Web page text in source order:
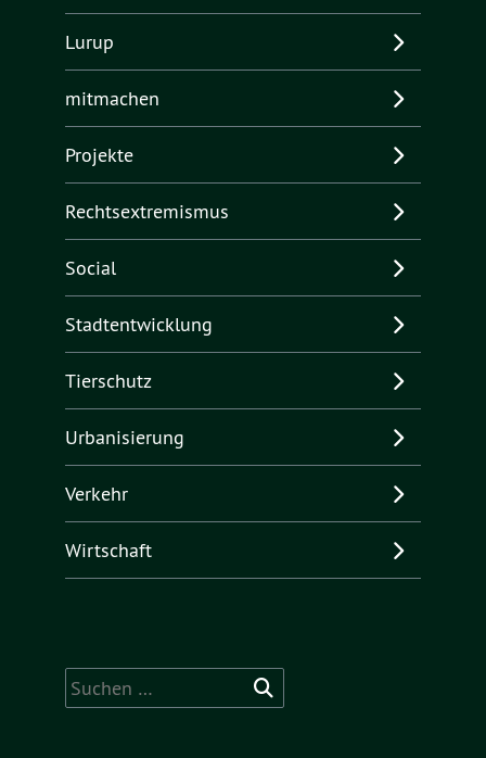
Lurup
mitmachen
Projekte
Rechtsextremismus
Social
Stadtentwicklung
Tierschutz
Urbanisierung
Verkehr
Wirtschaft
Suchen
nach: